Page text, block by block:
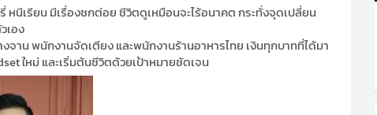
หนีเรียน มีเรื่องชกต่อย ชีวิตดูเหมือนจะไร้อนาคต กระทั่งจุดเปลี่ยน
เอง
จาน พนักงานจัดเตียง และพนักงานร้านอาหารไทย เงินทุกบาทที่ได้มา
ใหม่ และเริ่มต้นชีวิตด้วยเป้าหมายชัดเจน